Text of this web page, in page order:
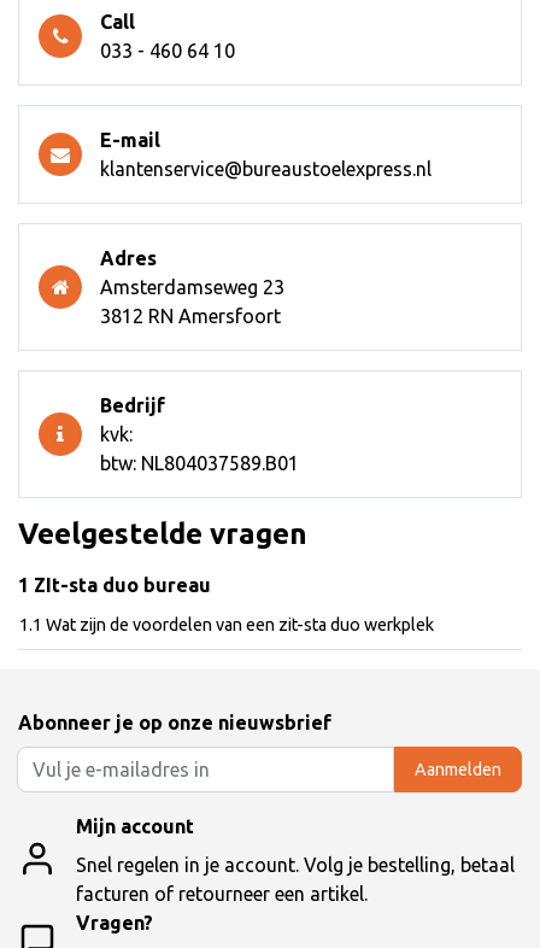
Call
033 - 460 64 10
E-mail
klantenservice@bureaustoelexpress.nl
Adres
Amsterdamseweg 23
3812 RN Amersfoort
Bedrijf
kvk:
btw: NL804037589.B01
Veelgestelde vragen
1 ZIt-sta duo bureau
1.1 Wat zijn de voordelen van een zit-sta duo werkplek
Abonneer je op onze nieuwsbrief
Aanmelden
Mijn account
Snel regelen in je account. Volg je bestelling, betaal
facturen of retourneer een artikel.
Vragen?